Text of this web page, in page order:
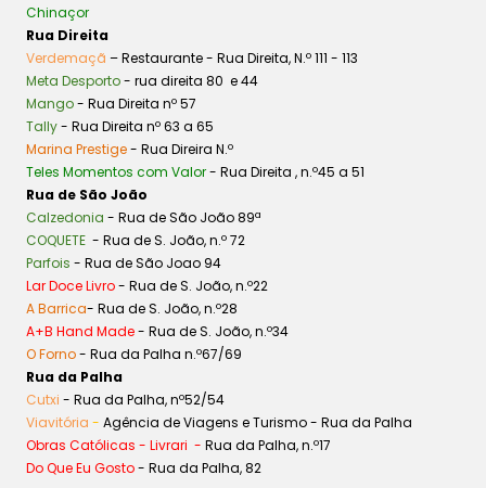
Chinaçor
Rua Direita
Verdemaçã – Restaurante - Rua Direita, N.º 111 - 113
Meta Desporto- rua direita 80 e 44
Mango- Rua Direita nº 57
Tally- Rua Direita nº 63 a 65
Marina Prestige- Rua Direira N.º
Teles Momentos com Valor- Rua Direita , n.º45 a 51
Rua de São João
Calzedonia - Rua de São João 89ª
COQUETE - Rua de S. João, n.º 72
Parfois - Rua de São Joao 94
Lar Doce Livro- Rua de S. João, n.º22
A Barrica- Rua de S. João, n.º28
A+B Hand Made- Rua de S. João, n.º34
O Forno- Rua da Palha n.º67/69
Rua da Palha
Cutxi - Rua da Palha, nº52/54
Viavitória - Agência de Viagens e Turismo - Rua da Palha
Obras Católicas - Livrari - Rua da Palha, n.º17
Do Que Eu Gosto- Rua da Palha, 82